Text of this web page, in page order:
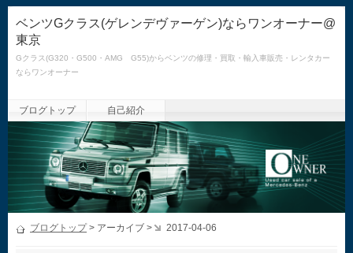
ベンツGクラス(ゲレンデヴァーゲン)ならワンオーナー@
東京
Gクラス(G320・G500・AMG G55)からベンツの修理・買取・輸入車販売・レンタカー
ならワンオーナー
ブログトップ 自己紹介
ブログトップ> アーカイブ > 2017-04-06